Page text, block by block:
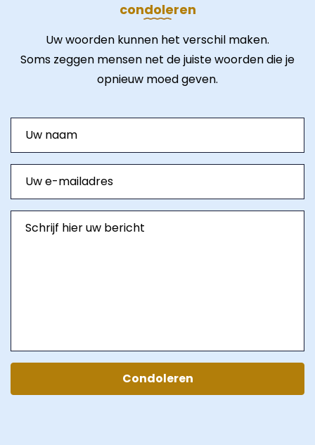
condoleren
Uw woorden kunnen het verschil maken.
Soms zeggen mensen net de juiste woorden die je
opnieuw moed geven.
Condoleren